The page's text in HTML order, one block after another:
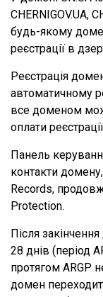
CHERNIGOV.UA,
будь-якому
реєстрації в
Реєстрація
автоматичному
все доменом
оплати
Панель
контакти
Records,
Protection.
Після
28 днів (період
протягом ARGP
домен